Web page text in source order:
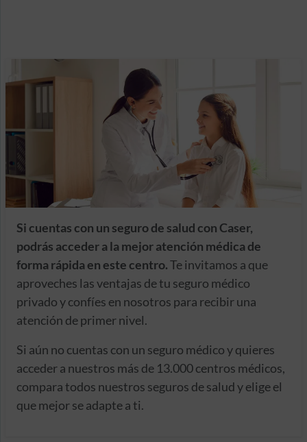
Si cuentas con un seguro de salud con Caser,
podrás acceder a la mejor atención médica de
forma rápida en este centro.Te invitamos a que
aproveches las ventajas de tu seguro médico
privado y confíes en nosotros para recibir una
atención de primer nivel.
Si aún no cuentas con un seguro médico y quieres
acceder a nuestros más de 13.000 centros médicos,
compara todos nuestros seguros de salud y elige el
que mejor se adapte a ti.